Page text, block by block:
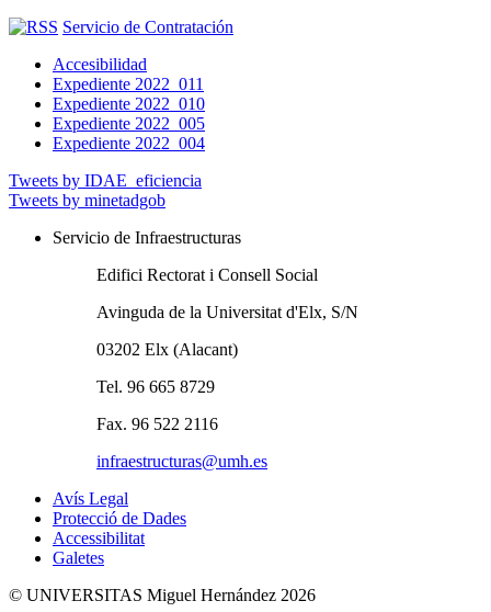
Servicio de Contratación
Accesibilidad
Expediente 2022_011
Expediente 2022_010
Expediente 2022_005
Expediente 2022_004
Tweets by IDAE_eficiencia
Tweets by minetadgob
Servicio de Infraestructuras
Edifici Rectorat i Consell Social
Avinguda de la Universitat d'Elx, S/N
03202 Elx (Alacant)
Tel. 96 665 8729
Fax. 96 522 2116
infraestructuras@umh.es
Avís Legal
Protecció de Dades
Accessibilitat
Galetes
© UNIVERSITAS Miguel Hernández 2026